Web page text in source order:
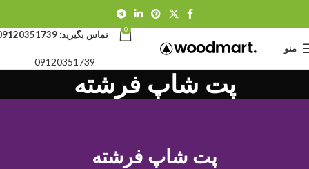
منو
0 تماس بگیرید:
09120351739
پت شاپ فرشته
پت شاپ فرشته